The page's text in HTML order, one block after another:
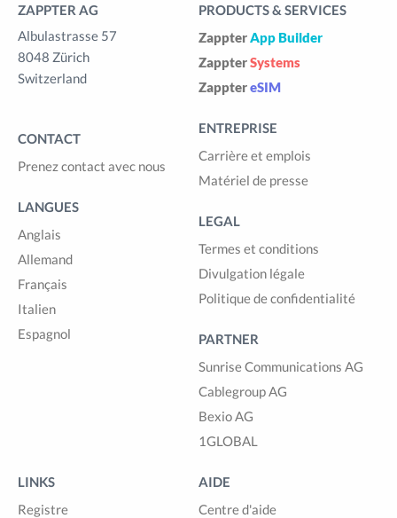
ZAPPTER AG
Albulastrasse 57
8048 Zürich
Switzerland
CONTACT
Prenez contact avec nous
LANGUES
Anglais
Allemand
Français
Italien
Espagnol
PRODUCTS & SERVICES
ZappterApp Builder
ZappterSystems
ZapptereSIM
ENTREPRISE
Carrière et emplois
Matériel de presse
LEGAL
Termes et conditions
Divulgation légale
Politique de confidentialité
PARTNER
Sunrise Communications AG
Cablegroup AG
Bexio AG
1GLOBAL
LINKS
Registre
AIDE
Centre d'aide